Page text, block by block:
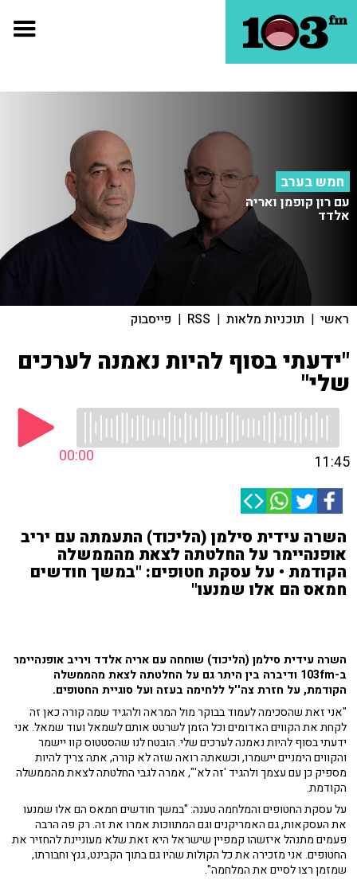
חמש בערב
עם רון קופמן ואריה
אלדד
ראשי | תוכניות מלאות |
RSS
| פייסבוק
"ידעתי בסוף להיות נאמנה לערכים
שלי"
00:00 11:45
השרה עידית סילמן (הליכוד) התעמתה עם יריב
אופנהיימר על החלטתה לצאת מהממשלה
הקודמת • על עסקת חטופים: "במשך חודשים
חמאס הם אלו שמנעו"
השרה עידית סילמן (הליכוד) שוחחה עם אריה אלדד ויריב אופנהיימר
ב-103fm ודיברה בין היתר גם על החלטתה לצאת מהממשלה
הקודמת, על חזרת צה''ל ללחימה בעזה ועל סוגיית החטופים.
"אני זאת שהסכימה לעמוד בבוקר מול המראה ולהגיד שמה קורה כאן זה
לקחת את הקווים האדומים וכל הזמן לשרטט אותם לשמאל ועוד שמאל. אני
ידעתי בסוף להיות נאמנה לערכים שלי. הובטח לנו שהסטטוס קוו יישמר
והקווים הימניים יישמרו, וכשאתה רואה שזה לא קורה, אתה צריך להיות
מספיק כן עם עצמך ולהגיד 'זה לא'", אמרה לגבי החלטתה לצאת מהממשלה
הקודמת.
על עסקת החטופים והמלחמה טענה: "במשך חודשים חמאס הם אלו שמנעו
את העסקאות, גם האמריקנים וגם המתווכות אמרו את זה. רק פה הרבה
פעמים מתנהל איזשהו קמפיין שישראל היא זאת שלא מעוניינת להחזיר את
החטופים. אני מזכירה את כל הקולות שהיו גם בתוך הקבינט, גנץ וחבורתו,
שמזמן רצו לסיים את המלחמה".